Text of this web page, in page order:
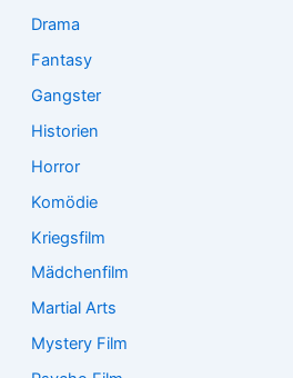
Drama
Fantasy
Gangster
Historien
Horror
Komödie
Kriegsfilm
Mädchenfilm
Martial Arts
Mystery Film